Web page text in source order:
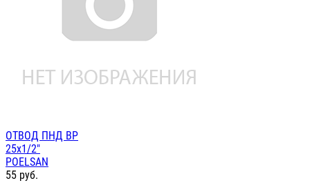
ОТВОД ПНД ВР
25х1/2"
POELSAN
55 руб.